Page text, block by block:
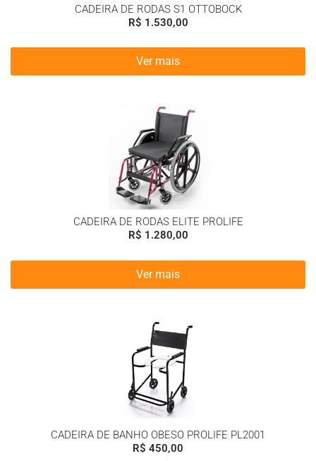
CADEIRA DE RODAS S1 OTTOBOCK
R$ 1.530,00
Ver mais
CADEIRA DE RODAS ELITE PROLIFE
R$ 1.280,00
Ver mais
CADEIRA DE BANHO OBESO PROLIFE PL2001
R$ 450,00